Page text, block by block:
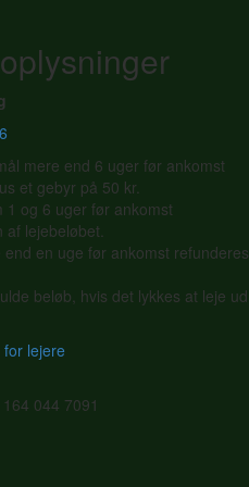
mere end 6 uger før ankomst
et gebyr på 50 kr.
1 og 6 uger før ankomst
af lejebeløbet.
end en uge før ankomst refunderes
beløb, hvis det lykkes at leje ud
lejere
044 7091